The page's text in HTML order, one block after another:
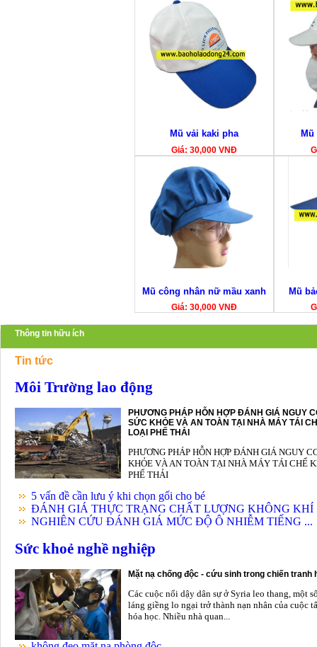
Mũ vải kaki pha
Giá: 30,000 VNĐ
Mũ công nhân nữ mầu xanh
Giá: 30,000 VNĐ
Mũ
Thông tin hữu ích
Tin tức
Môi Trường lao động
PHƯƠNG PHÁP HỖN HỢP ĐÁNH GIÁ NGUY
SỨC KHỎE VÀ AN TOÀN TẠI NHÀ MÁY TÁI
LOẠI PHẾ THẢI
PHƯƠNG PHÁP HỖN HỢP ĐÁNH GIÁ NGUY
KHỎE VÀ AN TOÀN TẠI NHÀ MÁY TÁI CHẾ
PHẾ THẢI
5 vấn đề cần lưu ý khi chọn gối cho bé
ĐÁNH GIÁ THỰC TRẠNG CHẤT LƯỢNG KHÔNG KHÍ
NGHIÊN CỨU ĐÁNH GIÁ MỨC ĐỘ Ô NHIỄM TIẾNG ...
Sức khoẻ nghề nghiệp
Mặt nạ chống độc - cứu sinh trong chiến tranh
Các cuộc nổi dậy dân sự ở Syria leo thang, một
láng giềng lo ngại trở thành nạn nhân của cuộc
hóa học. Nhiều nhà quan...